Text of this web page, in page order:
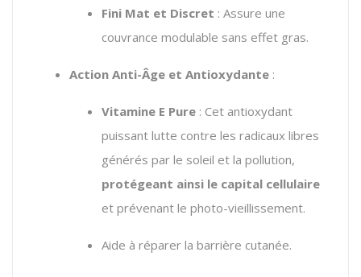
Fini Mat et Discret : Assure une
couvrance modulable sans effet gras.
Action Anti-Âge et Antioxydante :
Vitamine E Pure : Cet antioxydant
puissant lutte contre les radicaux libres
générés par le soleil et la pollution,
protégeant ainsi le capital cellulaire
et prévenant le photo-vieillissement.
Aide à réparer la barrière cutanée.